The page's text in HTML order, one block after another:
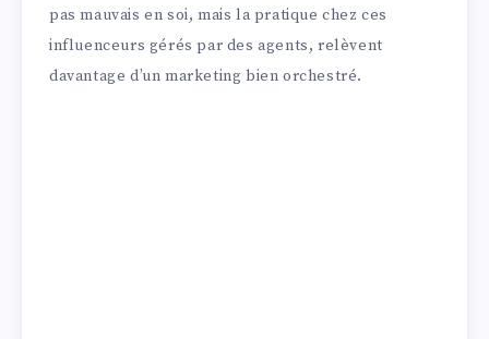
pas mauvais en soi, mais la pratique chez ces
influenceurs gérés par des agents, relèvent
davantage d’un marketing bien orchestré.